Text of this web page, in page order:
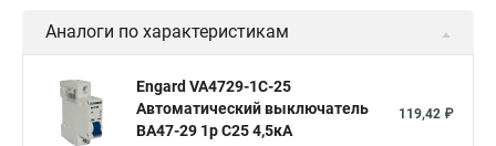
Аналоги по характеристикам
Engard VA4729-1C-25
Автоматический выключатель
ВА47-29 1р C25 4,5кА
119,42 ₽